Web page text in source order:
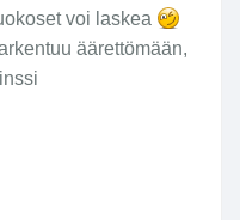
voi laskea
äärettömään,